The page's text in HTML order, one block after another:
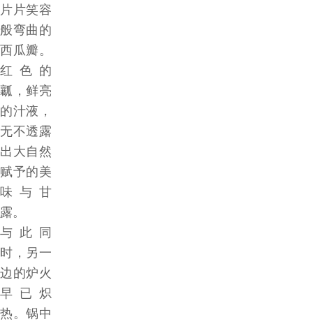
片片笑容
般弯曲的
西瓜瓣。
红色的
瓤，鲜亮
的汁液，
无不透露
出大自然
赋予的美
味与甘
露。
与此同
时，另一
边的炉火
早已炽
热。锅中